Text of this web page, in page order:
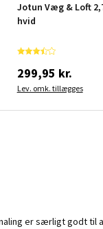
Jotun Væg & Loft
hvid
299,95 kr.
Lev. omk. tillægges
er særligt godt